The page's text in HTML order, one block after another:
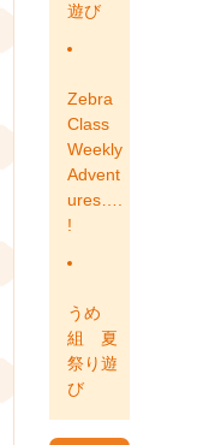
遊び
Zebra
Class
Weekly
Advent
ures….
!
うめ
組 夏
祭り遊
び